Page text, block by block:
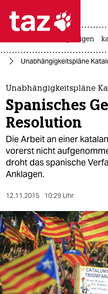
 taz
taz zahl
themen
politik
öko
gesellschaft
kultur
sport
berlin
nord
wahrheit
verlag
bergsteigen
Unabhängigkeitspläne
Unabhängigkeitspläne
Spanisches
Resolution
Die Arbeit an einer
vorerst nicht
droht das spanische
Anklagen.
12.11.2015 10:29 Uhr